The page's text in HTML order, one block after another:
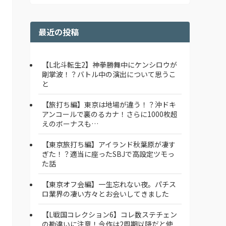
最近の投稿
【L北斗転生2】神拳勝舞中にケンシロウが
剛掌波！？バトル中の演出について思うこ
と
【旅打ち編】東京は地場が違う！？沖ドキ
アンコールで裏のるカナ！さらに1000枚超
えのボーナスも…
【東京旅打ち編】アイランド秋葉原が凄す
ぎた！？適当に座ったSBJで高設定ツモっ
た話
【東京オフ会編】一生忘れない夜。パチス
ロ業界の凄い方々とお会いしてきました
【L戦国コレクション6】コレ数ステチェン
の勘違いに注意！今作は2周期以降だと使